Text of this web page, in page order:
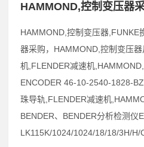
HAMMOND,控制变压器
HAMMOND,控制变压器,FUNKE
器采购，HAMMOND,控制变压
机,FLENDER减速机
ENCODER 46-10-2540-1828-
珠导轨,FLENDER减速机
BENDER、BENDER分析检测仪
LK115K/1024/1024/18/18/3H/H/